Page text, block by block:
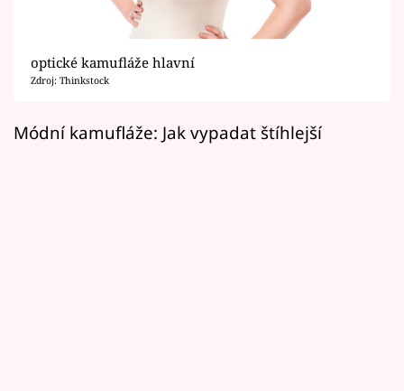
Sledujte prima+
Filmový festival Karlovy Vary
optické kamufláže hlavní
Zdroj: Thinkstock
Módní kamufláže: Jak vypadat štíhlejší